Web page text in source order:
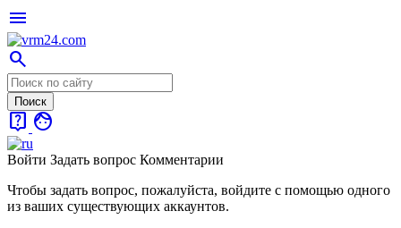
menu
search
live_help face
Войти Задать вопрос Комментарии
Чтобы задать вопрос, пожалуйста, войдите с помощью одного
из ваших существующих аккаунтов.